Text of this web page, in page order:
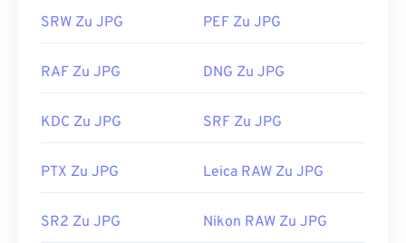
SRW Zu JPG PEF Zu JPG
RAF Zu JPG DNG Zu JPG
KDC Zu JPG SRF Zu JPG
PTX Zu JPG Leica RAW Zu JPG
SR2 Zu JPG Nikon RAW Zu JPG